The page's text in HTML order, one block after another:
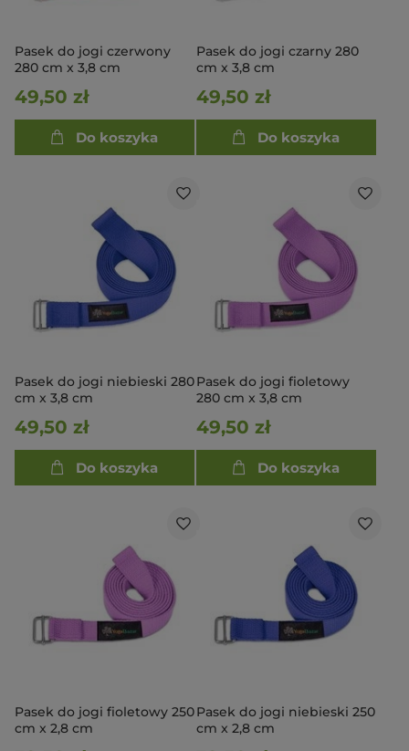
Pasek do jogi czerwony
280 cm x 3,8 cm
49,50 zł
Do koszyka
Pasek do jogi czarny 280
cm x 3,8 cm
49,50 zł
Do koszyka
Pasek do jogi niebieski 280
cm x 3,8 cm
49,50 zł
Do koszyka
Pasek do jogi fioletowy
280 cm x 3,8 cm
49,50 zł
Do koszyka
Pasek do jogi fioletowy 250
cm x 2,8 cm
Pasek do jogi niebieski 250
cm x 2,8 cm